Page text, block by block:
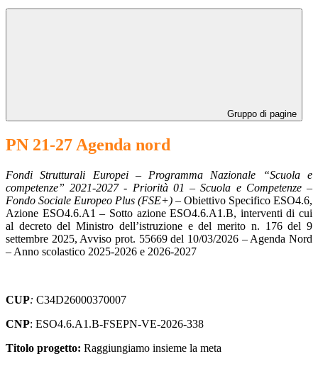
Gruppo di pagine
PN 21-27 Agenda nord
Fondi Strutturali Europei – Programma Nazionale “Scuola e
competenze” 2021-2027 - Priorità 01 – Scuola e Competenze –
Fondo Sociale Europeo Plus (FSE+) – Obiettivo Specifico ESO4.6,
Azione ESO4.6.A1 – Sotto azione ESO4.6.A1.B, interventi di cui
al decreto del Ministro dell’istruzione e del merito n. 176 del 9
settembre 2025, Avviso prot. 55669 del 10/03/2026 – Agenda Nord
– Anno scolastico 2025-2026 e 2026-2027
CUP: C34D26000370007
CNP: ESO4.6.A1.B-FSEPN-VE-2026-338
Titolo progetto: Raggiungiamo insieme la meta